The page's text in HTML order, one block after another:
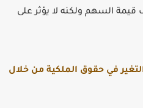
السهم ولكنه لا يؤثر على
في حقوق الملكية من خلال